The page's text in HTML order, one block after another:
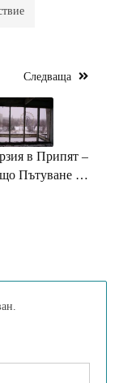
Следваща
в Припят –
Пътуване до